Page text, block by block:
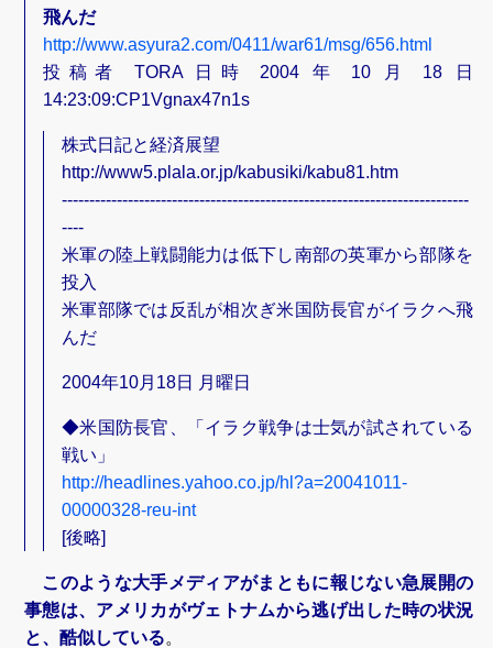
飛んだ
http://www.asyura2.com/0411/war61/msg/656.html
投稿者 TORA 日時 2004 年 10 月 18 日
14:23:09:CP1Vgnax47n1s
株式日記と経済展望
http://www5.plala.or.jp/kabusiki/kabu81.htm
--------------------------------------------------------------------------
----
米軍の陸上戦闘能力は低下し南部の英軍から部隊を
投入
米軍部隊では反乱が相次ぎ米国防長官がイラクへ飛
んだ
2004年10月18日 月曜日
◆米国防長官、「イラク戦争は士気が試されている
戦い」
http://headlines.yahoo.co.jp/hl?a=20041011-
00000328-reu-int
[後略]
このような大手メディアがまともに報じない急展開の
事態は、アメリカがヴェトナムから逃げ出した時の状況
と、酷似している。